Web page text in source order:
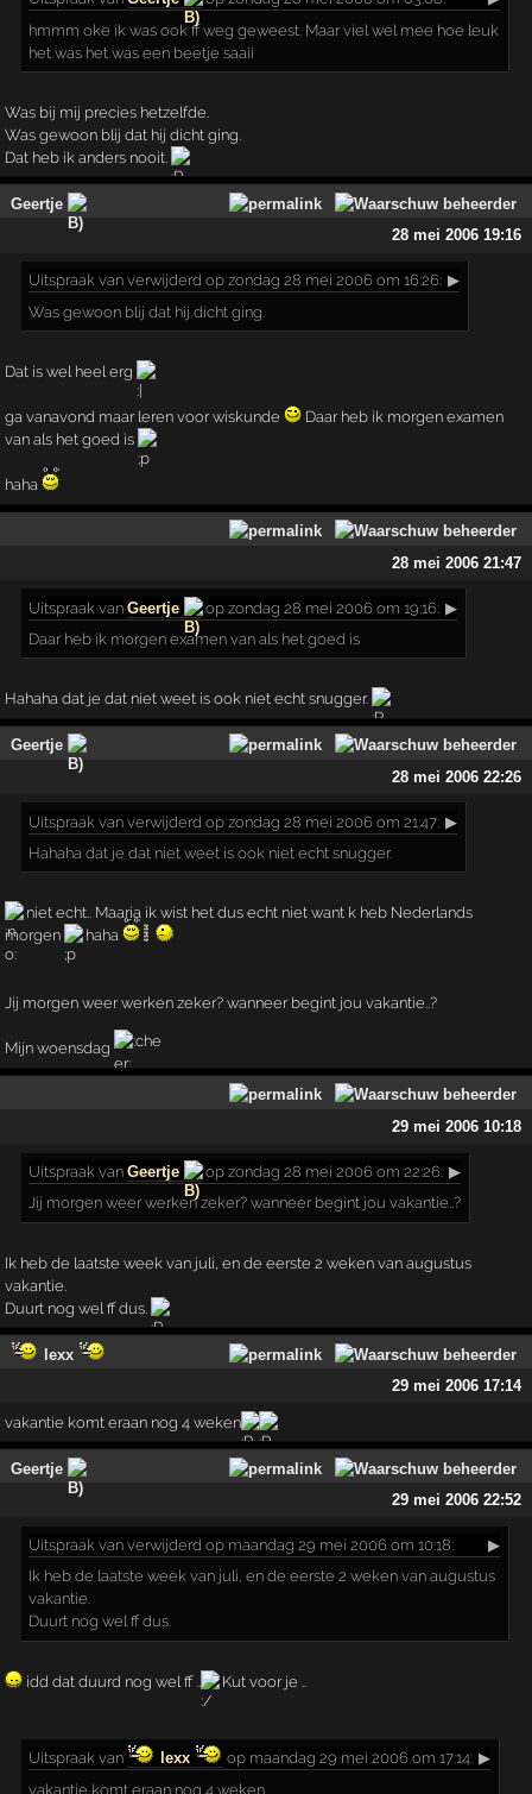
hmmm oke ik was ook ff weg geweest. Maar viel wel mee hoe leuk
het was het was een beetje saaii
Was bij mij precies hetzelfde.
Was gewoon blij dat hij dicht ging.
Dat heb ik anders nooit.
Geertje
28 mei 2006 19:16
Uitspraak van verwijderd op zondag 28 mei 2006 om 16:26: ▶
Was gewoon blij dat hij dicht ging.
Dat is wel heel erg
ga vanavond maar leren voor wiskunde
Daar heb ik morgen examen
van als het goed is
haha
28 mei 2006 21:47
Uitspraak vanGeertje op zondag 28 mei 2006 om 19:16: ▶
Daar heb ik morgen examen van als het goed is
Hahaha dat je dat niet weet is ook niet echt snugger.
Geertje
28 mei 2006 22:26
Uitspraak van verwijderd op zondag 28 mei 2006 om 21:47: ▶
Hahaha dat je dat niet weet is ook niet echt snugger.
niet echt.. Maarja ik wist het dus echt niet want k heb Nederlands
morgen
haha
Jij morgen weer werken zeker? wanneer begint jou vakantie..?
Mijn woensdag
29 mei 2006 10:18
Uitspraak vanGeertje op zondag 28 mei 2006 om 22:26: ▶
Jij morgen weer werken zeker? wanneer begint jou vakantie..?
Ik heb de laatste week van juli, en de eerste 2 weken van augustus
vakantie.
Duurt nog wel ff dus.
lexx
29 mei 2006 17:14
vakantie komt eraan nog 4 weken
Geertje
29 mei 2006 22:52
Uitspraak van verwijderd op maandag 29 mei 2006 om 10:18:
▶
Ik heb de laatste week van juli, en de eerste 2 weken van augustus
vakantie.
Duurt nog wel ff dus.
idd dat duurd nog wel ff .. Kut voor je ..
Uitspraak van lexx op maandag 29 mei 2006 om 17:14: ▶
vakantie komt eraan nog 4 weken